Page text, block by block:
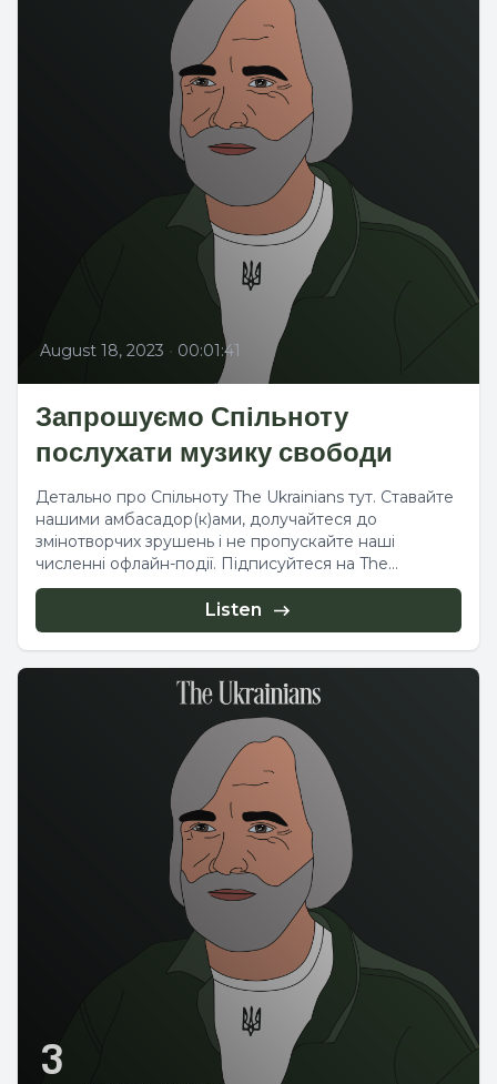
August 18, 2023 • 00:01:41
Запрошуємо Спільноту
послухати музику свободи
Детально про Спільноту The Ukrainians тут. Ставайте
нашими амбасадор(к)ами, долучайтеся до
змінотворчих зрушень і не пропускайте наші
численні офлайн-події. Підписуйтеся на The
Ukrainians у...
Listen
3